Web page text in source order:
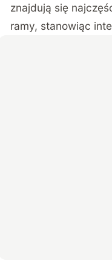
znajdują się
ramy, stanowiąc